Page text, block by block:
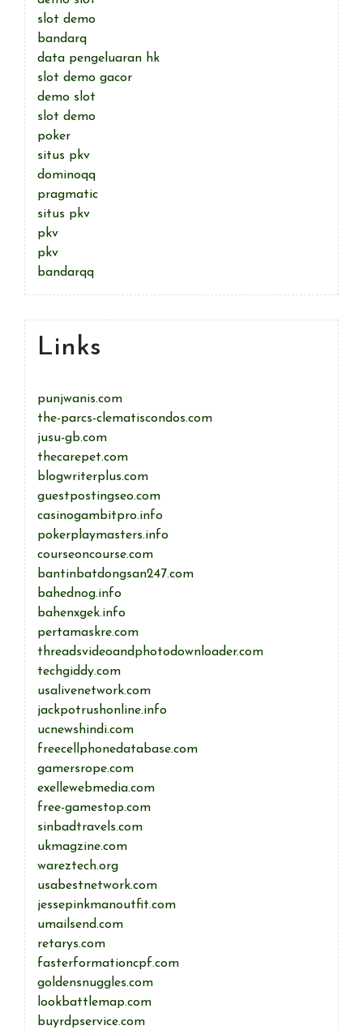
slot demo
bandarq
data pengeluaran hk
slot demo gacor
demo slot
slot demo
poker
situs pkv
dominoqq
pragmatic
situs pkv
pkv
pkv
bandarqq
Links
punjwanis.com
the-parcs-clematiscondos.com
jusu-gb.com
thecarepet.com
blogwriterplus.com
guestpostingseo.com
casinogambitpro.info
pokerplaymasters.info
courseoncourse.com
bantinbatdongsan247.com
bahednog.info
bahenxgek.info
pertamaskre.com
threadsvideoandphotodownloader.com
techgiddy.com
usalivenetwork.com
jackpotrushonline.info
ucnewshindi.com
freecellphonedatabase.com
gamersrope.com
exellewebmedia.com
free-gamestop.com
sinbadtravels.com
ukmagzine.com
wareztech.org
usabestnetwork.com
jessepinkmanoutfit.com
umailsend.com
retarys.com
fasterformationcpf.com
goldensnuggles.com
lookbattlemap.com
buyrdpservice.com